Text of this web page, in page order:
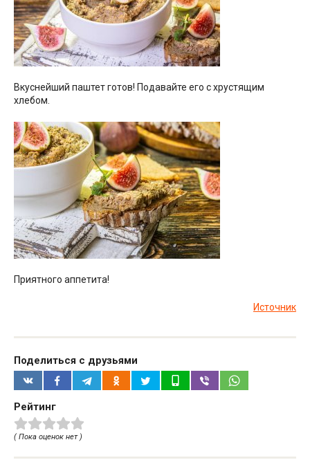
Вкуснейший паштет готов! Подавайте его с хрустящим
хлебом.
Приятного аппетита!
Источник
Поделиться с друзьями
Рейтинг
( Пока оценок нет )